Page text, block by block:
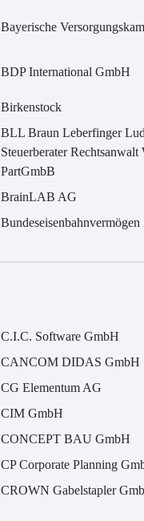
Bayerische
BDP International GmbH
Birkenstock
BLL Braun Leberfinger
Steuerberater
PartGmbB
BrainLAB AG
Bundeseisenbahnvermögen
C.I.C. Software GmbH
CANCOM DIDAS GmbH
CG Elementum AG
CIM GmbH
CONCEPT BAU GmbH
CP Corporate Planning
CROWN Gabelstapler